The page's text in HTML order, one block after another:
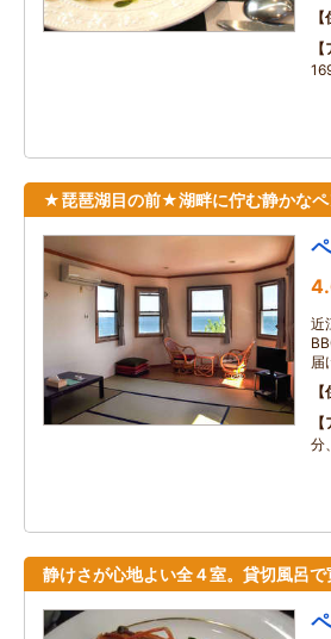
★琵琶湖目の前★湖畔に佇む静かなペ
近
届
分
静けさが心地よい全４室。貸切風呂で